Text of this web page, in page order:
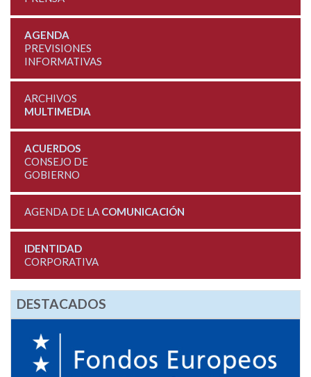
AGENDA
PREVISIONES
INFORMATIVAS
ARCHIVOS
MULTIMEDIA
ACUERDOS
CONSEJO DE
GOBIERNO
AGENDA DE LA COMUNICACIÓN
IDENTIDAD
CORPORATIVA
DESTACADOS